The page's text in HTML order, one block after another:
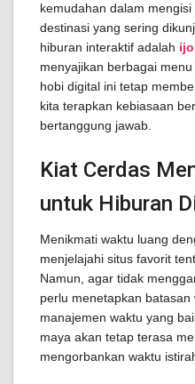
kemudahan dalam
destinasi yang sering
hiburan interaktif adalah
menyajikan berbagai
hobi digital ini tetap
kita terapkan kebiasaan
bertanggung jawab.
Kiat Cerdas
untuk Hiburan
Menikmati waktu luang
menjelajahi situs favorit
Namun, agar tidak
perlu menetapkan
manajemen waktu yang
maya akan tetap terasa
mengorbankan waktu